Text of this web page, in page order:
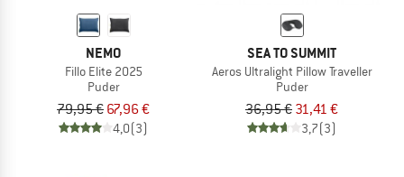
NEMO
Fillo Elite 2025
Puder
79,95 € 67,96 €
4,0(3)
SEA TO SUMMIT
Aeros Ultralight Pillow Traveller
Puder
36,95 € 31,41 €
3,7(3)